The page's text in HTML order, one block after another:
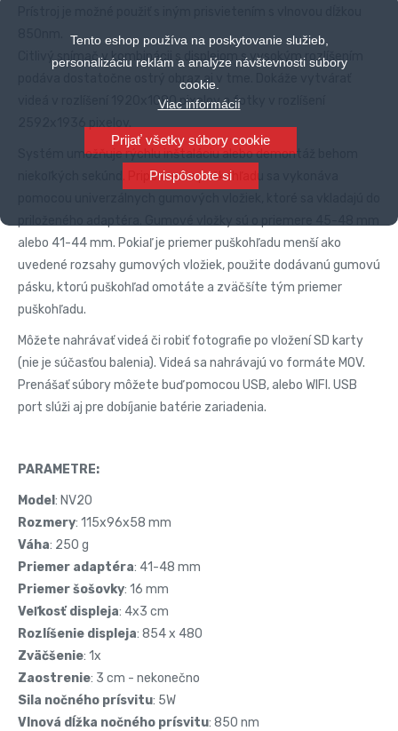
Tento eshop používa na poskytovanie služieb,
personalizáciu reklám a analýze návštevnosti súbory
cookie.
Viac informácií
Prijať všetky súbory cookie
Prispôsobte si
Citlivý snímač v kombinácii s displejom s vysokým rozlíšením
podáva dostatočne ostrý obraz aj v tme. Dokáže vytvárať
videá v rozlíšení 1920x1080 pixelov a fotky v rozlíšení
Systém umožňuje rýchlu inštaláciu alebo demontáž behom
niekoľkých sekúnd. Pripevnenie puškohľadu sa vykonáva
alebo 41-44 mm. Pokiaľ je priemer puškohľadu menší ako
uvedené rozsahy gumových vložiek, použite dodávanú gumovú
pásku, ktorú puškohľad omotáte a zväčšíte tým priemer
puškohľadu.
Môžete nahrávať videá či robiť fotografie po vložení SD karty
(nie je súčasťou balenia). Videá sa nahrávajú vo formáte MOV.
Prenášať súbory môžete buď pomocou USB, alebo WIFI. USB
port slúži aj pre dobíjanie batérie zariadenia.
PARAMETRE:
Model : NV20
Rozmery: 115x96x58 mm
Váha: 250 g
Priemer adaptéra: 41-48 mm
Priemer šošovky: 16 mm
Veľkosť displeja: 4x3 cm
Rozlíšenie displeja: 854 x 480
Zväčšenie: 1x
Zaostrenie: 3 cm - nekonečno
Sila nočného prísvitu: 5W
Vlnová dĺžka nočného prísvitu: 850 nm